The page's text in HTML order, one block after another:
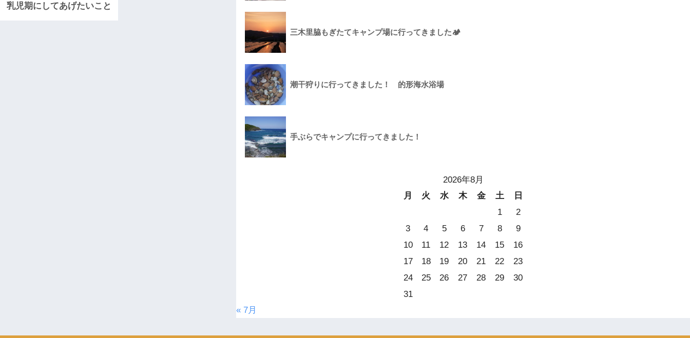
乳児期にしてあげたいこと
三木里脇もぎたてキャンプ場に行ってきました🏕
潮干狩りに行ってきました！ 的形海水浴場
手ぶらでキャンプに行ってきました！
2026年8月
月
火 水 木 金 土
日
1
2
3
4 5 6 7 8
9
10
11 12 13 14 15
16
17
18 19 20 21 22
23
24
25 26 27 28 29
30
31
« 7月